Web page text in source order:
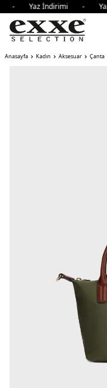
- Yaz İndirimi -
Anasayfa Kadın Aksesuar Çanta